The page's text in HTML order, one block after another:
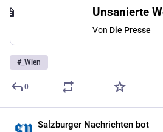
Von Die Presse
# _Wien
0
Salzburger Nachrichten bot